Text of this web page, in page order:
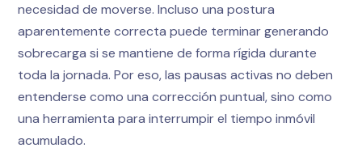
necesidad de moverse. Incluso una postura
aparentemente correcta puede terminar generando
sobrecarga si se mantiene de forma rígida durante
toda la jornada. Por eso, las pausas activas no deben
entenderse como una corrección puntual, sino como
una herramienta para interrumpir el tiempo inmóvil
acumulado.